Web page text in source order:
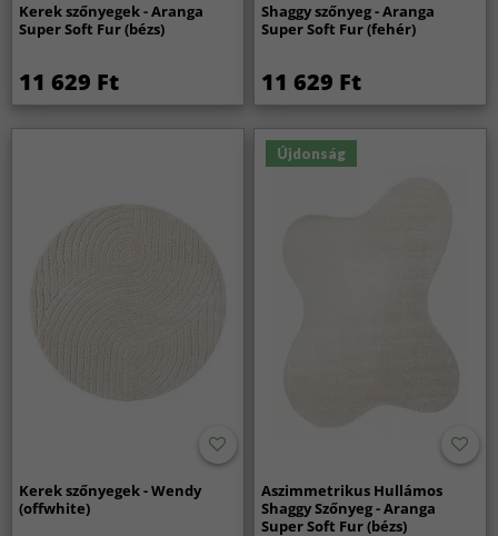
Kerek szőnyegek - Aranga
Super Soft Fur (bézs)
11 629 Ft
Shaggy szőnyeg - Aranga
Super Soft Fur (fehér)
11 629 Ft
Kerek szőnyegek - Wendy
(offwhite)
Újdonság
Aszimmetrikus Hullámos
Shaggy Szőnyeg - Aranga
Super Soft Fur (bézs)